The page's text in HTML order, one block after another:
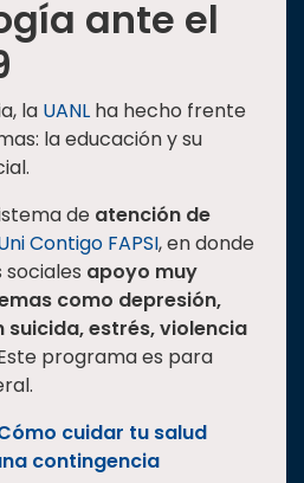
ante el
la UANL ha hecho frente
la educación y su
de atención de
Contigo FAPSI, en donde
apoyo muy
como depresión,
suicida, estrés, violencia
programa es para
cuidar tu salud
contingencia